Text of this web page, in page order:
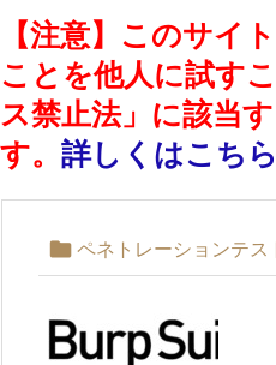
【注意】このサイ
ことを他人に試す
ス禁止法」に該当
す。 詳しくはこち
 ペネトレーションテス